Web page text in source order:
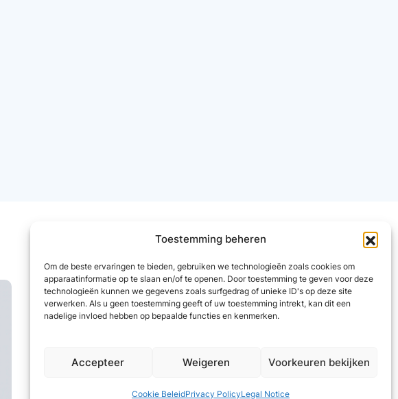
Toestemming beheren
Om de beste ervaringen te bieden, gebruiken we technologieën zoals cookies om
apparaatinformatie op te slaan en/of te openen. Door toestemming te geven voor deze
technologieën kunnen we gegevens zoals surfgedrag of unieke ID's op deze site
verwerken. Als u geen toestemming geeft of uw toestemming intrekt, kan dit een
nadelige invloed hebben op bepaalde functies en kenmerken.
Accepteer Weigeren Voorkeuren bekijken
Cookie BeleidPrivacy PolicyLegal Notice